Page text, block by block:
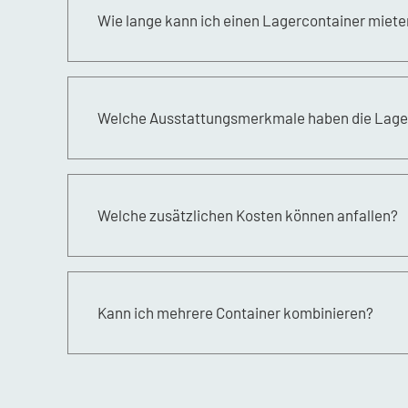
Wie lange kann ich einen Lagercontainer
Welche Ausstattungsmerkmale haben die
Welche zusätzlichen Kosten können anfallen?
Kann ich mehrere Container kombinieren?